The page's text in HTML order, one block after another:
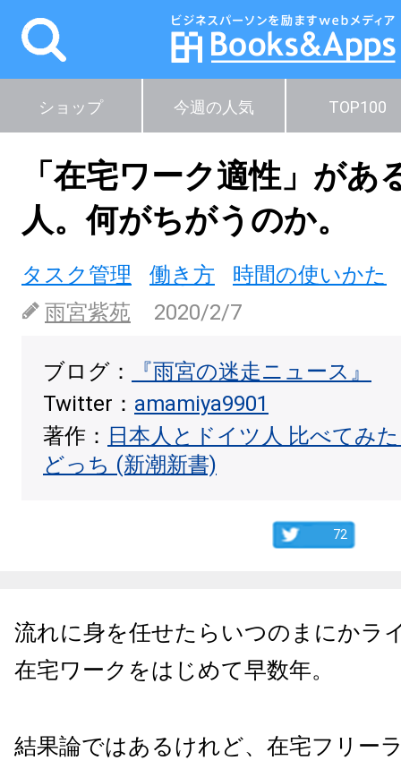
ショップ 今週の人気 TOP100
「在宅ワーク適性」があ
人。何がちがうのか。
タスク管理 働き方
時間の使いかた
雨宮紫苑
2020/2/7
ブログ：
『雨宮の迷走ニュース』
Twitter： amamiya9901
著作： 日本人とドイツ人 比べてみ
どっち (新潮新書)
72
流れに身を任せたらいつのまにかラ
在宅ワークをはじめて早数年。
結果論ではあるけれど、在宅フリー